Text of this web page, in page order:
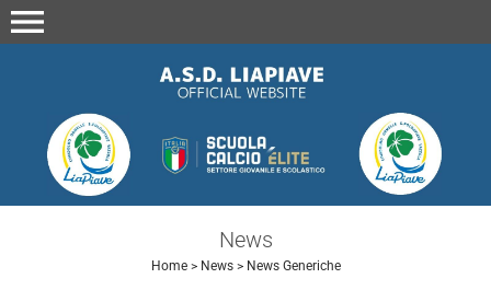
menu
News
Home> News> News Generiche